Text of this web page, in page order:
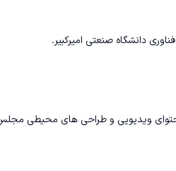
ویدیویی و طراحی های محیطی